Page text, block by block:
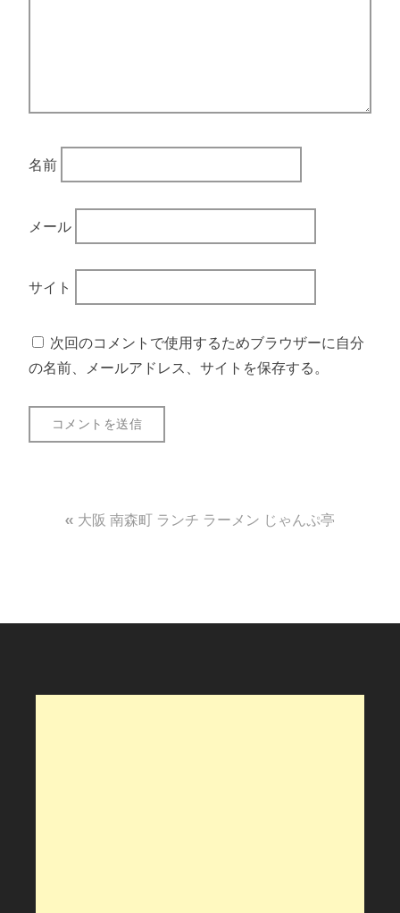
名前
メール
サイト
次回のコメントで使用するためブラウザーに自分
の名前、メールアドレス、サイトを保存する。
ビ
ー
大阪 南森町 ランチ ラーメン じゃんぷ亭